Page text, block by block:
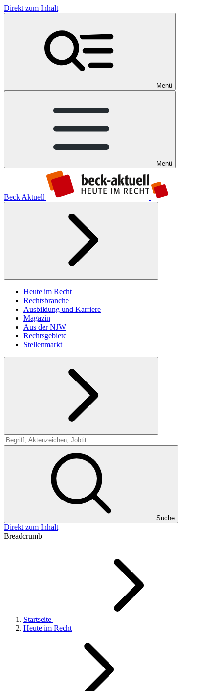
Direkt zum Inhalt
Menü
Menü
Beck Aktuell
Heute im Recht
Rechtsbranche
Ausbildung und Karriere
Magazin
Aus der NJW
Rechtsgebiete
Stellenmarkt
Suche
Suche
Direkt zum Inhalt
Breadcrumb
Startseite
Heute im Recht